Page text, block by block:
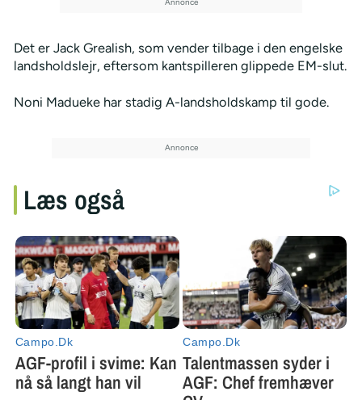
Det er Jack Grealish, som vender tilbage i den engelske
landsholdslejr, eftersom kantspilleren glippede EM-slut.
Noni Madueke har stadig A-landsholdskamp til gode.